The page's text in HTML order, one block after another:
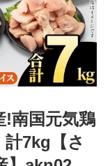
!南国元気鶏
7kg【さ